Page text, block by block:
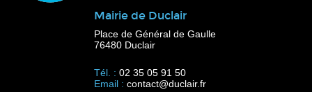
Mairie de Duclair
Place de Général de Gaulle
76480 Duclair
Tél. : 02 35 05 91 50
Email : contact@duclair.fr